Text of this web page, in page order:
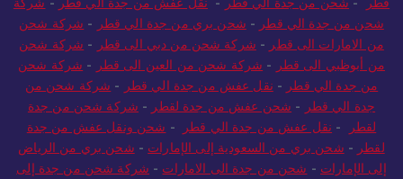
شحن من جدة الي قطر - شحن بري من جدة الي قطر - شركة شحن
من الامارات الى قطر - شركة شحن من دبي الى قطر - شركة شحن
من أبوظبي الى قطر - شركة شحن من العين الى قطر - شركة شحن
من جدة الي قطر - نقل عفش من جدة الي قطر - شركة شحن من
جدة الي قطر - شحن عفش من جدة لقطر - شركة شحن من جدة
لقطر
- نقل عفش من جدة الي قطر - شحن ونقل عفش من جدة
لقطر - شحن بري من السعودية إلى الإمارات - شحن بري من الرياض
إلى الإمارات - شحن من جدة الى الامارات - شركة شحن من جدة إلى